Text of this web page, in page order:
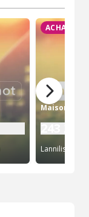
ACHAT
Maison
243 290
Lannilis (29)